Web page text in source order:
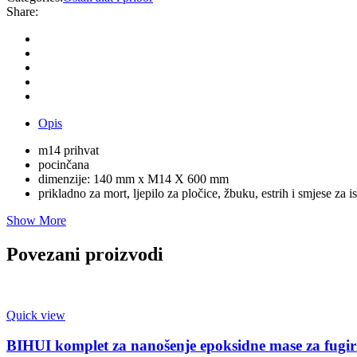
Share:
Opis
m14 prihvat
pocinčana
dimenzije: 140 mm x M14 X 600 mm
prikladno za mort, ljepilo za pločice, žbuku, estrih i smjese za
Show More
Povezani proizvodi
Quick view
BIHUI komplet za nanošenje epoksidne mase za